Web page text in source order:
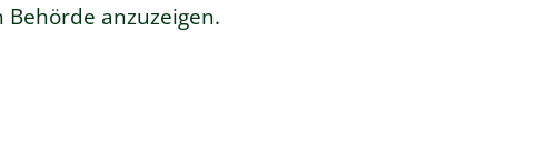
Behörde anzuzeigen.